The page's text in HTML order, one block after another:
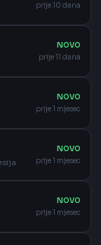
prije 10 dana
NOVO
prije 11 dana
NOVO
prije 1 mjesec
NOVO
prije 1 mjesec
NOVO
prije 1 mjesec